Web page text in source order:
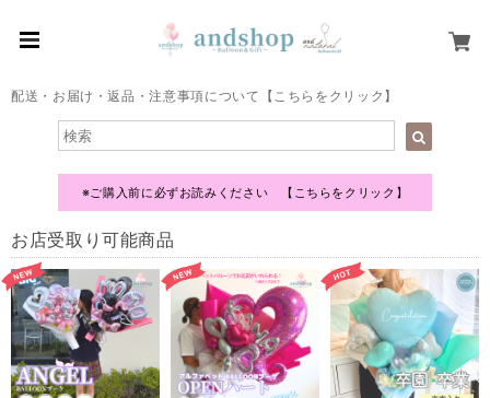
配送・お届け・返品・注意事項について【こちらをクリック】
※ご購入前に必ずお読みください 【こちらをクリック】
お店受取り可能商品